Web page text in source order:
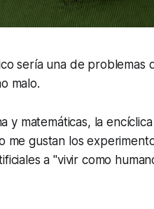
sería una de problemas
malo.
y matemáticas, la
me gustan los
a "vivir como